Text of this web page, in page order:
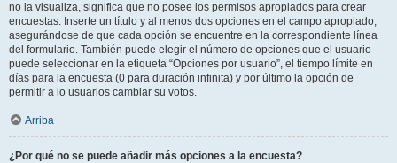
no la visualiza, significa que no posee los permisos apropiados para crear
encuestas. Inserte un título y al menos dos opciones en el campo apropiado,
asegurándose de que cada opción se encuentre en la correspondiente línea
del formulario. También puede elegir el número de opciones que el usuario
puede seleccionar en la etiqueta “Opciones por usuario”, el tiempo límite en
días para la encuesta (0 para duración infinita) y por último la opción de
permitir a lo usuarios cambiar su votos.
Arriba
¿Por qué no se puede añadir más opciones a la encuesta?